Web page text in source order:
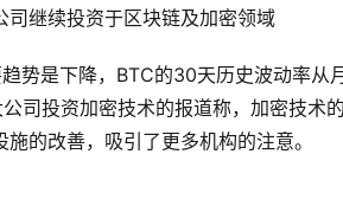
司继续投资于区块链及加密领域
势是下降，BTC的30天历史波动率从
司投资加密技术的报道称，加密技术
的改善，吸引了更多机构的注意。